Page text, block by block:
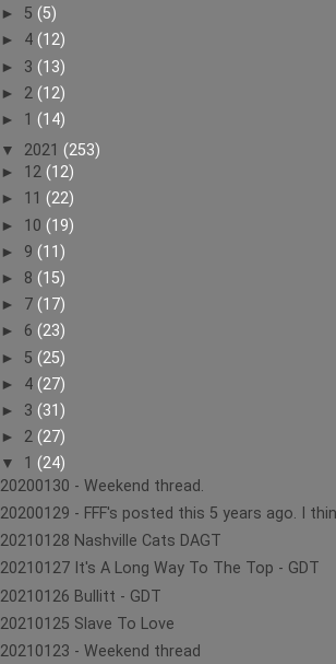
► 5 (5)
► 4 (12)
► 3 (13)
► 2 (12)
► 1 (14)
▼ 2021 (253)
► 12 (12)
► 11 (22)
► 10 (19)
► 9 (11)
► 8 (15)
► 7 (17)
► 6 (23)
► 5 (25)
► 4 (27)
► 3 (31)
► 2 (27)
▼ 1 (24)
20200130 - Weekend thread.
20200129 - FFF's posted this 5 years ago. I
20210128 Nashville Cats DAGT
20210127 It's A Long Way To The Top - GDT
20210126 Bullitt - GDT
20210125 Slave To Love
20210123 - Weekend thread